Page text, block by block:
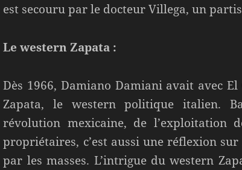
est secouru par le docteur Villega, un
Le western Zapata :
Dès 1966, Damiano Damiani avait avec
Zapata, le western politique italien.
révolution mexicaine, de l’exploitation
propriétaires, c’est aussi une réflexion
par les masses. L’intrigue du western